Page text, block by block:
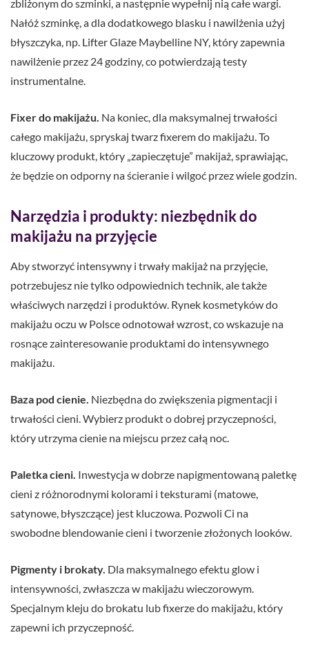
zbliżonym do szminki, a następnie wypełnij nią całe wargi.
Nałóż szminkę, a dla dodatkowego blasku i nawilżenia użyj
błyszczyka, np. Lifter Glaze Maybelline NY, który zapewnia
nawilżenie przez 24 godziny, co potwierdzają testy
instrumentalne.
Fixer do makijażu. Na koniec, dla maksymalnej trwałości
całego makijażu, spryskaj twarz fixerem do makijażu. To
kluczowy produkt, który „zapieczętuje” makijaż, sprawiając,
że będzie on odporny na ścieranie i wilgoć przez wiele godzin.
Narzędzia i produkty: niezbędnik do
makijażu na przyjęcie
Aby stworzyć intensywny i trwały makijaż na przyjęcie,
potrzebujesz nie tylko odpowiednich technik, ale także
właściwych narzędzi i produktów. Rynek kosmetyków do
makijażu oczu w Polsce odnotował wzrost, co wskazuje na
rosnące zainteresowanie produktami do intensywnego
makijażu.
Baza pod cienie. Niezbędna do zwiększenia pigmentacji i
trwałości cieni. Wybierz produkt o dobrej przyczepności,
który utrzyma cienie na miejscu przez całą noc.
Paletka cieni. Inwestycja w dobrze napigmentowaną paletkę
cieni z różnorodnymi kolorami i teksturami (matowe,
satynowe, błyszczące) jest kluczowa. Pozwoli Ci na
swobodne blendowanie cieni i tworzenie złożonych looków.
Pigmenty i brokaty. Dla maksymalnego efektu glow i
intensywności, zwłaszcza w makijażu wieczorowym.
Specjalnym kleju do brokatu lub fixerze do makijażu, który
zapewni ich przyczepność.